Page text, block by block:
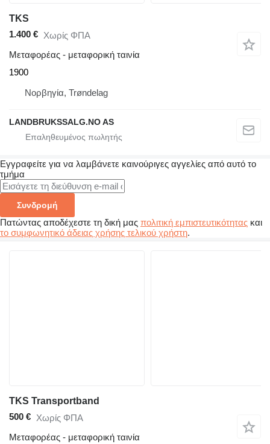
TKS
1.400 € Χωρίς ΦΠΑ
Μεταφορέας - μεταφορική ταινία
1900
Νορβηγία, Trøndelag
LANDBRUKSSALG.NO AS
Εγγραφείτε για να λαμβάνετε καινούριγες αγγελίες από αυτό το
τμήμα
Συνδρομή
Πατώντας αποδέχεστε τη δική μας πολιτική εμπιστευτικότητας και
το συμφωνητικό άδειας χρήσης τελικού χρήστη.
TKS Transportband
500 € Χωρίς ΦΠΑ
Μεταφορέας - μεταφορική ταινία